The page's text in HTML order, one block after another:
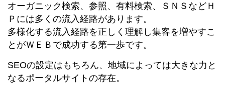
オーガニック検索、参照、有料検索、ＳＮＳなどＨ
Ｐには多くの流入経路があります。
多様化する流入経路を正しく理解し集客を増やすこ
とがＷＥＢで成功する第一歩です。
SEOの設定はもちろん、地域によっては大きな力と
なるポータルサイトの存在。